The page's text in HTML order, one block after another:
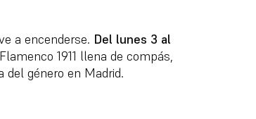
a encenderse. Del lunes 3 al
1911 llena de compás,
del género en Madrid.